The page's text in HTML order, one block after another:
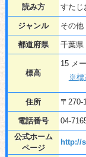
読み方 すたじ
ジャンル その他
都道府県 千葉県
標高
15 メ
※標
住所 〒270-
電話番号
04-
公式ホーム
ページ
http://